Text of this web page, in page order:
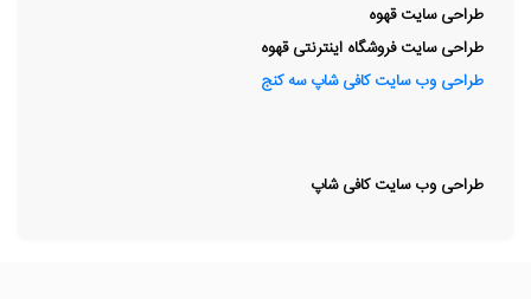
طراحی سایت قهوه
طراحی سایت فروشگاه اينترنتی قهوه
طراحی وب سایت کافی شاپ سه کنج
طراحی وب سایت کافی شاپ